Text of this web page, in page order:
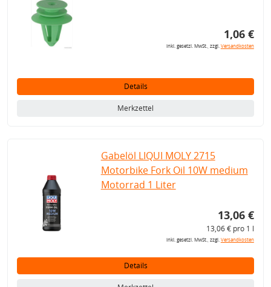
1,06 €
inkl. gesetzl. MwSt., zzgl.Versandkosten
Details
Merkzettel
Gabelöl LIQUI MOLY 2715
Motorbike Fork Oil 10W medium
Motorrad 1 Liter
13,06 €
13,06 € pro 1 l
inkl. gesetzl. MwSt., zzgl.Versandkosten
Details